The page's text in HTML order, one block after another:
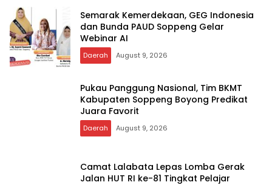
Semarak Kemerdekaan, GEG Indonesia
dan Bunda PAUD Soppeng Gelar
Webinar AI
Daerah August 9, 2026
Pukau Panggung Nasional, Tim BKMT
Kabupaten Soppeng Boyong Predikat
Juara Favorit
Daerah August 9, 2026
Camat Lalabata Lepas Lomba Gerak
Jalan HUT RI ke-81 Tingkat Pelajar